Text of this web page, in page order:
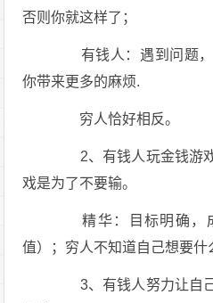
否则你就这样了；
有钱人：遇到问题，
你带来更多的麻烦.
穷人恰好相反。
2、有钱人玩金钱游戏
戏是为了不要输。
精华：目标明确，
值）；穷人不知道自己想要什
3、有钱人努力让自己